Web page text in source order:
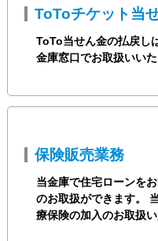
ToToチケット当
ToTo当せん金の払戻し
金庫窓口でお取扱いいた
保険販売業務
当金庫で住宅ローンを
のお取扱ができます。
療保険の加入のお取扱い